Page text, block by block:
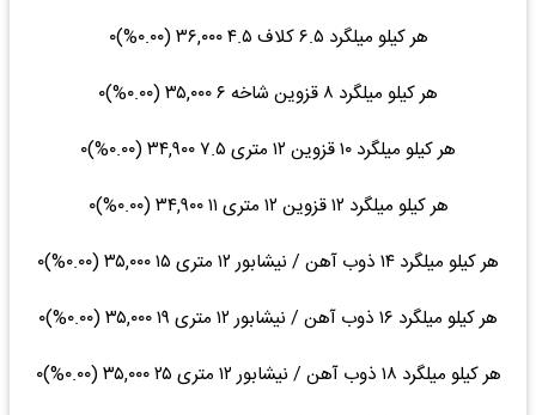
هر کیلو میلگرد ۶.۵ کلاف ۴.۵ ۳۶,۰۰۰ (۰.۰۰%)۰
هر کیلو میلگرد ۸ قزوین شاخه ۶ ۳۵,۰۰۰ (۰.۰۰%)۰
هر کیلو میلگرد ۱۰ قزوین ۱۲ متری ۷.۵ ۳۴,۹۰۰ (۰.۰۰%)۰
هر کیلو میلگرد ۱۲ قزوین ۱۲ متری ۱۱ ۳۴,۹۰۰ (۰.۰۰%)۰
هر کیلو میلگرد ۱۴ ذوب آهن / نیشابور ۱۲ متری ۱۵ ۳۵,۰۰۰ (۰.۰۰%)۰
هر کیلو میلگرد ۱۶ ذوب آهن / نیشابور ۱۲ متری ۱۹ ۳۵,۰۰۰ (۰.۰۰%)۰
هر کیلو میلگرد ۱۸ ذوب آهن / نیشابور ۱۲ متری ۲۵ ۳۵,۰۰۰ (۰.۰۰%)۰